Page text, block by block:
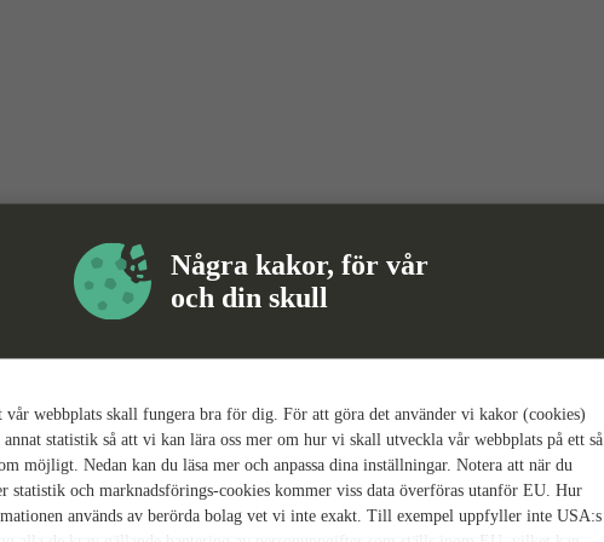
Några kakor, för vår
och din skull
webbplats skall fungera bra för dig. För att göra det använder vi kakor (cookies)
statistik så att vi kan lära oss mer om hur vi skall utveckla vår webbplats på ett så
möjligt. Nedan kan du läsa mer och anpassa dina inställningar. Notera att när du
statistik och marknadsförings-cookies kommer viss data överföras utanför EU. Hur
används av berörda bolag vet vi inte exakt. Till exempel uppfyller inte USA:s